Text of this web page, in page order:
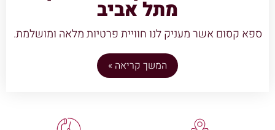
מתל אביב
ספא קסום אשר מעניק לנו חוויית פרטיות מלאה ומושלמת.
המשך קריאה »